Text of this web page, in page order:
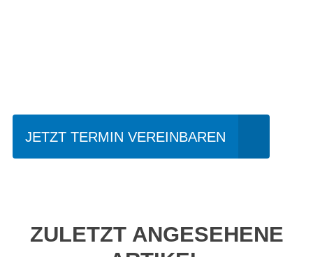
JETZT TERMIN VEREINBAREN
ZULETZT ANGESEHENE